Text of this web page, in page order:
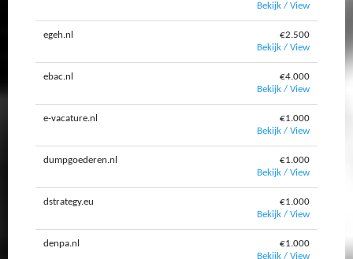
Bekijk / View
egeh.nl
€2.500
Bekijk / View
ebac.nl
€4.000
Bekijk / View
e-vacature.nl
€1.000
Bekijk / View
dumpgoederen.nl
€1.000
Bekijk / View
dstrategy.eu
€1.000
Bekijk / View
denpa.nl
€1.000
Bekijk / View